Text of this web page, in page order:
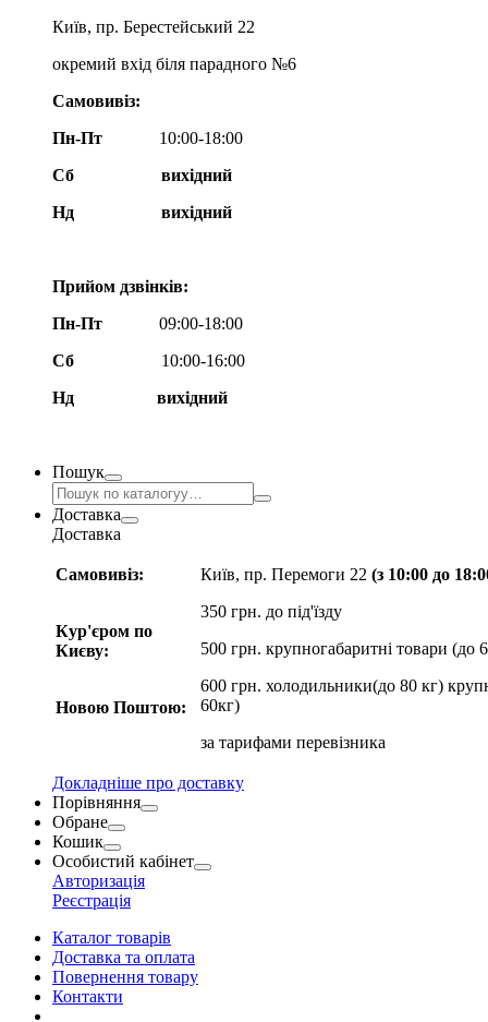
Київ, пр. Берестейський 22
окремий вхід біля парадного №6
Самовивіз:
Пн-Пт
10:00-18:00
Сб
вихідний
Нд
вихідний
Прийом дзвінків:
Пн-Пт
09:00-18:00
Сб
10:00-16:00
Нд вихідний
Пошук
Доставка
Доставка
Самовивіз:
Кур'єром по
Києву:
Новою Поштою:
Київ, пр. Перемоги 22 (з 10:00 до
350 грн. до під'їзду
500 грн. крупногабаритні товари (до
600 грн. холодильники(до 80 кг)
60кг)
за тарифами перевізника
Докладніше про доставку
Порівняння
Обране
Кошик
Особистий кабінет
Авторизація
Реєстрація
Каталог товарів
Доставка та оплата
Повернення товару
Контакти